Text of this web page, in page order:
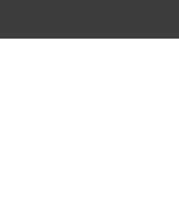
direct